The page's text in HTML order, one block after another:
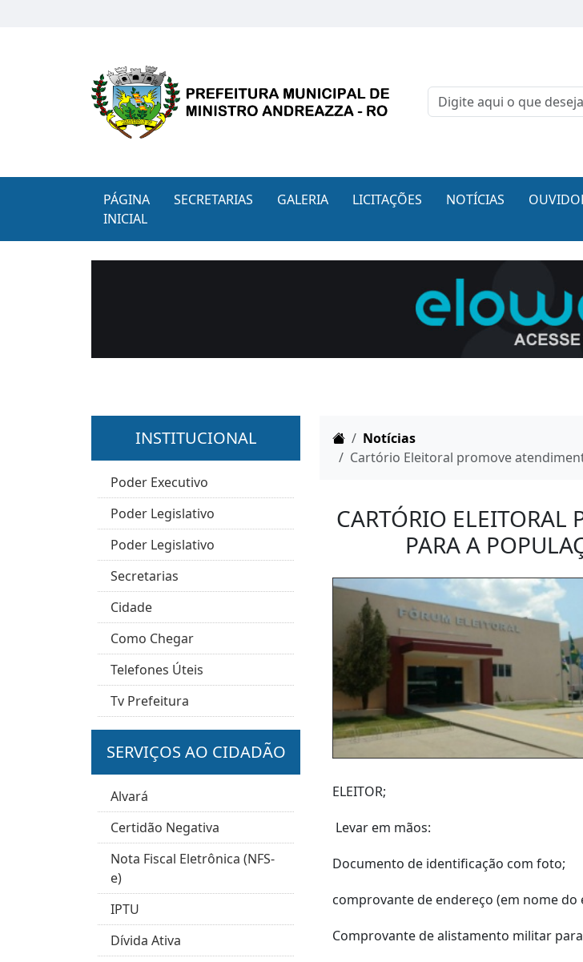
PÁGINA
INICIAL
SECRETARIAS GALERIA LICITAÇÕES NOTÍCIAS
INSTITUCIONAL
Poder Executivo
Poder Legislativo
Poder Legislativo
Secretarias
Cidade
Como Chegar
Telefones Úteis
Tv Prefeitura
SERVIÇOS AO CIDADÃO
Alvará
Certidão Negativa
Nota Fiscal Eletrônica (NFS-
e)
IPTU
Dívida Ativa
HomeNotícias
Cartório Eleitoral promove
CARTÓRIO ELEITORAL
PARA A
ELEITOR;
Levar em mãos:
Documento de identificação com foto;
comprovante de endereço (em nome
Comprovante de alistamento militar